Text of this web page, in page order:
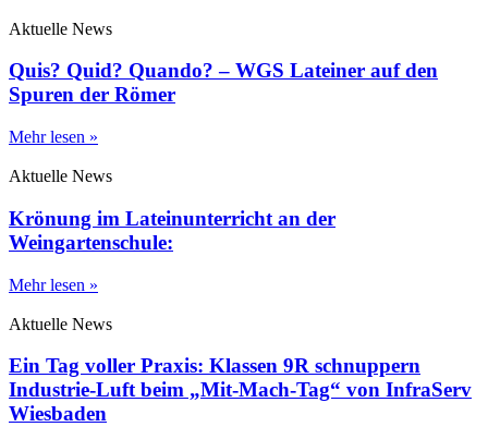
Aktuelle News
Quis? Quid? Quando? – WGS Lateiner auf den
Spuren der Römer
Mehr lesen »
Aktuelle News
Krönung im Lateinunterricht an der
Weingartenschule:
Mehr lesen »
Aktuelle News
Ein Tag voller Praxis: Klassen 9R schnuppern
Industrie-Luft beim „Mit-Mach-Tag“ von InfraServ
Wiesbaden